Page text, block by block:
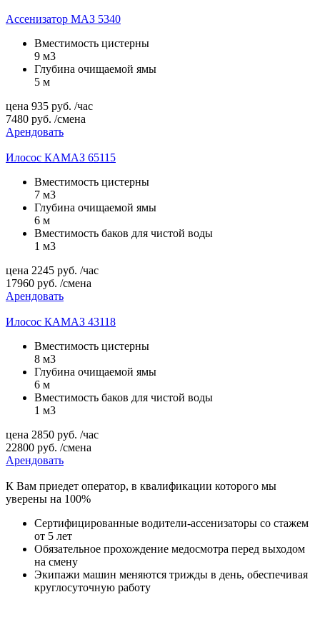
Ассенизатор МАЗ 5340
Вместимость цистерны
9 м3
Глубина очищаемой ямы
5 м
цена 935 руб. /час
7480 руб. /смена
Арендовать
Илосос КАМАЗ 65115
Вместимость цистерны
7 м3
Глубина очищаемой ямы
6 м
Вместимость баков для чистой воды
1 м3
цена 2245 руб. /час
17960 руб. /смена
Арендовать
Илосос КАМАЗ 43118
Вместимость цистерны
8 м3
Глубина очищаемой ямы
6 м
Вместимость баков для чистой воды
1 м3
цена 2850 руб. /час
22800 руб. /смена
Арендовать
К Вам приедет оператор, в квалификации которого мы
уверены на 100%
Сертифицированные водители-ассенизаторы со стажем
от 5 лет
Обязательное прохождение медосмотра перед выходом
на смену
Экипажи машин меняются трижды в день, обеспечивая
круглосуточную работу